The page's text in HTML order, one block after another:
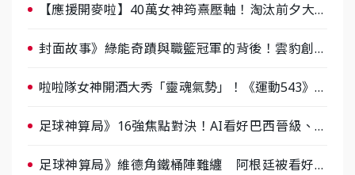
【應援開麥啦】40萬女神筠熹壓軸！淘汰前夕大混
封面故事》綠能奇蹟與職籃冠軍的背後！雲豹創辦
啦啦隊女神開酒大秀「靈魂氣勢」！《運動543》微
足球神算局》16強焦點對決！AI看好巴西晉級、數
足球神算局》維德角鐵桶陣難纏 阿根廷被看好下